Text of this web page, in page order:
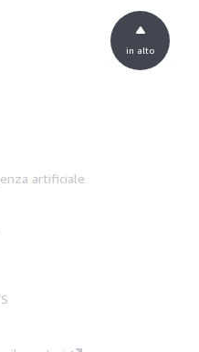
artificiale
in alto